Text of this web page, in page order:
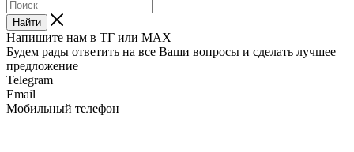
Найти
Напишите нам в ТГ или MAX
Будем рады ответить на все Ваши вопросы и сделать лучшее
предложение
Telegram
Email
Мобильный телефон